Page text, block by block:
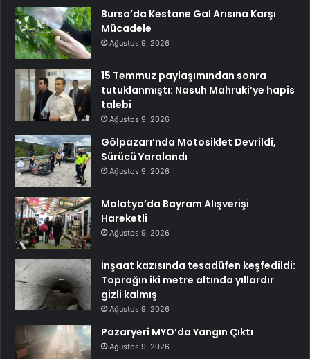
Bursa’da Kestane Gal Arısına Karşı
Mücadele
Ağustos 9, 2026
15 Temmuz paylaşımından sonra
tutuklanmıştı: Nasuh Mahruki’ye hapis
talebi
Ağustos 9, 2026
Gölpazarı’nda Motosiklet Devrildi,
Sürücü Yaralandı
Ağustos 9, 2026
Malatya’da Bayram Alışverişi
Hareketli
Ağustos 9, 2026
İnşaat kazısında tesadüfen keşfedildi:
Toprağın iki metre altında yıllardır
gizli kalmış
Ağustos 9, 2026
Pazaryeri MYO’da Yangın Çıktı
Ağustos 9, 2026